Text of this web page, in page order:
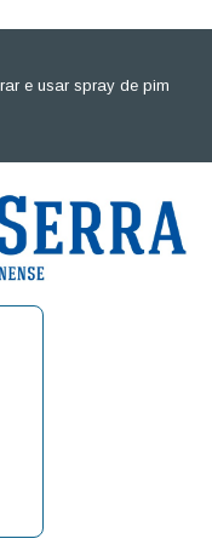
usar spray de pimenta